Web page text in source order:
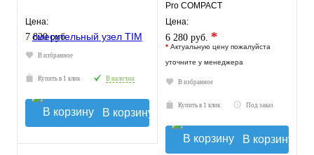
Цена:
7 820 руб.
В избранное
Купить в 1 клик В наличии
В корзину
Pro COMPACT
Цена:
6 280 руб. *
* Актуальную цену пожалуйста
уточните у менеджера
В избранное
Купить в 1 клик Под заказ
В корзину